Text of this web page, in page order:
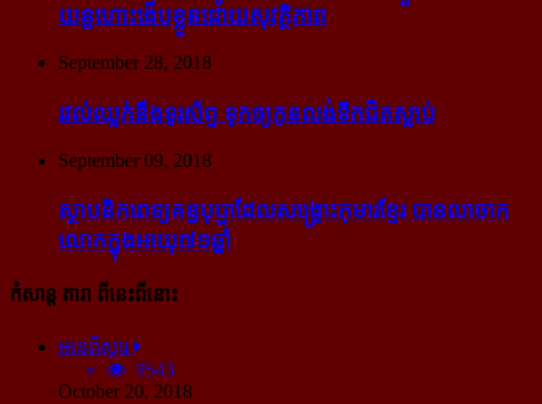
យន្ដហោះ​ងើប​ខ្លួន​ដោយ​សុវត្ថិភាព
September 28, 2018
រវល់​ឈ្លក់​នឹង​ទូរស័ព្ទ ទុក​ឲ្យ​កូន​លង់​ទឹក​ជិត​ស្លាប់
September 09, 2018
ស្ថាបនិក​ពេទ្យ​គន្ធបុប្ផា​ដែល​សង្គ្រោះ​កុមារ​ខ្មែរ​ បាន​លាចាក​
លោក​ក្នុង​អាយុ​៧១ឆ្នាំ
កំសាន្ដ តារា ពីនេះពីនោះ
អានពិស្ដារ
9543
October 20, 2018